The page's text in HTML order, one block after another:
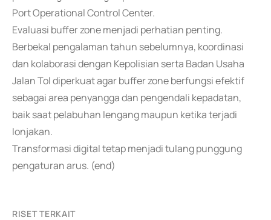
Port Operational Control Center.
Evaluasi buffer zone menjadi perhatian penting.
Berbekal pengalaman tahun sebelumnya, koordinasi
dan kolaborasi dengan Kepolisian serta Badan Usaha
Jalan Tol diperkuat agar buffer zone berfungsi efektif
sebagai area penyangga dan pengendali kepadatan,
baik saat pelabuhan lengang maupun ketika terjadi
lonjakan.
Transformasi digital tetap menjadi tulang punggung
pengaturan arus. (end)
RISET TERKAIT